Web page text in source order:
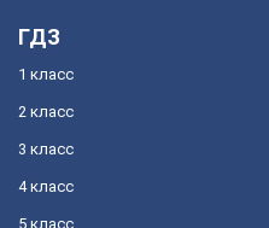
ГДЗ
1 класс
2 класс
3 класс
4 класс
5 класс